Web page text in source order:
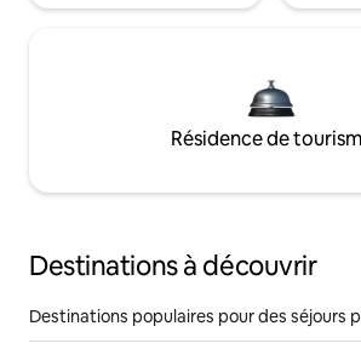
Résidence de
Destinations à découvrir
Destinations populaires pour des séjours